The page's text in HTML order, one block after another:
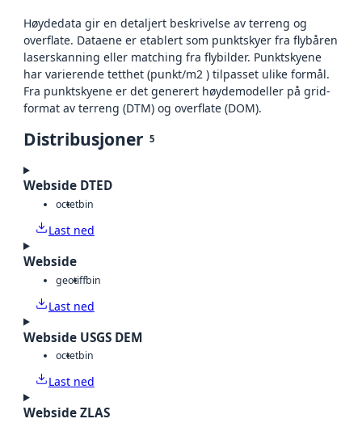
Høydedata gir en detaljert beskrivelse av terreng og
overflate. Dataene er etablert som punktskyer fra flybåren
laserskanning eller matching fra flybilder. Punktskyene
har varierende tetthet (punkt/m2 ) tilpasset ulike formål.
Fra punktskyene er det generert høydemodeller på grid-
format av terreng (DTM) og overflate (DOM).
Distribusjoner 5
Webside DTED
octetbin
Last ned
Webside
geotiffbin
Last ned
Webside USGS DEM
octetbin
Last ned
Webside ZLAS